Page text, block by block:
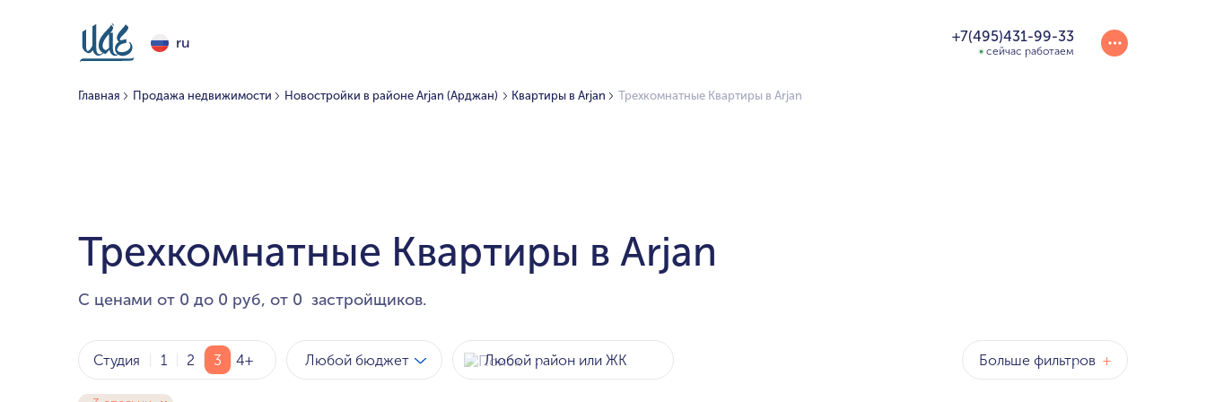
ru +7(495)431-99-33
сейчас работаем
Главная Продажа недвижимости Новостройки в районе Arjan (Арджан) Квартиры в Arjan Трехкомнатные Квартиры в Arjan
Трехкомнатные Квартиры в Arjan
С ценами от 0 до 0 руб, от 0 застройщиков.
Студия 1 2 3 4+ Любой бюджет Больше фильтров +